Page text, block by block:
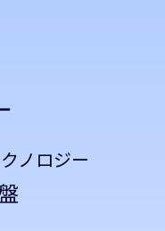
ノロジー